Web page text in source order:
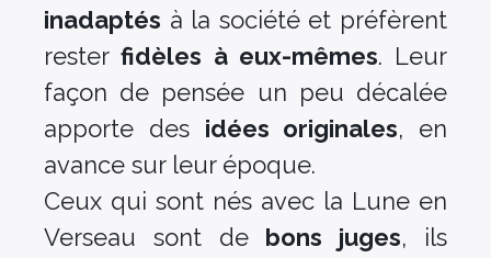
inadaptés à la société et préfèrent
resterfidèles à eux-mêmes. Leur
façon de pensée un peu décalée
apporte des idées originales, en
avance sur leur époque.
Ceux qui sont nés avec la Lune en
Verseau sont de bons juges, ils